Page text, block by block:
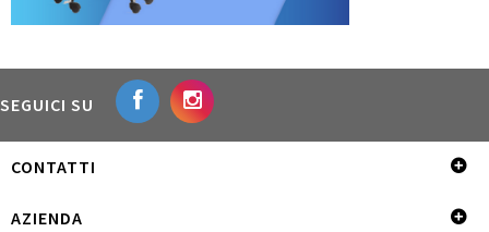
SEGUICI SU
CONTATTI
AZIENDA